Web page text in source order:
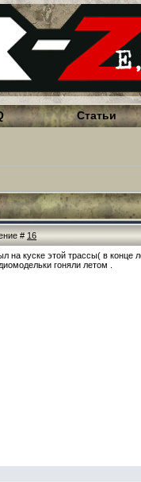
Статьи
# 16
куске этой трассы( в конце
гоняли летом .